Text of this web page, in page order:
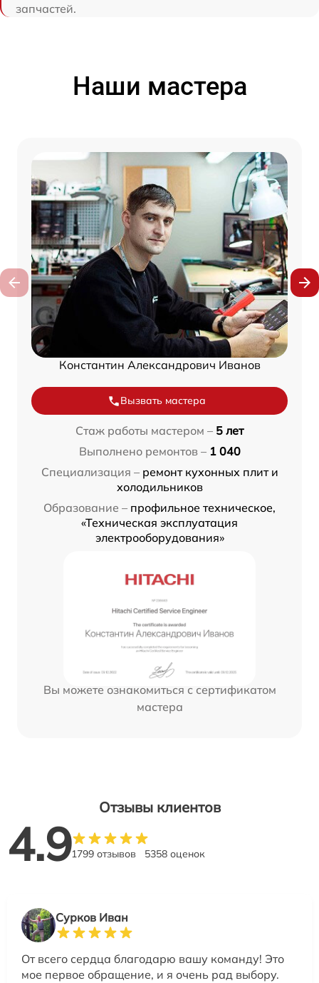
запчастей.
Наши мастера
Константин Александрович Иванов
Вызвать мастера
Стаж работы мастером – 5 лет
Выполнено ремонтов – 1 040
Специализация – ремонт кухонных плит и
холодильников
Образование – профильное техническое,
«Техническая эксплуатация
электрооборудования»
Вы можете ознакомиться с сертификатом
мастера
Отзывы клиентов
4.91799 отзывов 5358 оценок
Сурков Иван
От всего сердца благодарю вашу команду! Это
мое первое обращение, и я очень рад выбору.